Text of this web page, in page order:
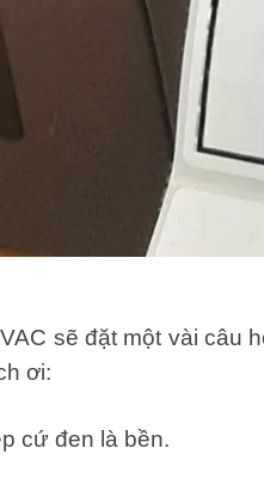
sẽ đặt một vài câu
ơi:
cứ đen là bền.